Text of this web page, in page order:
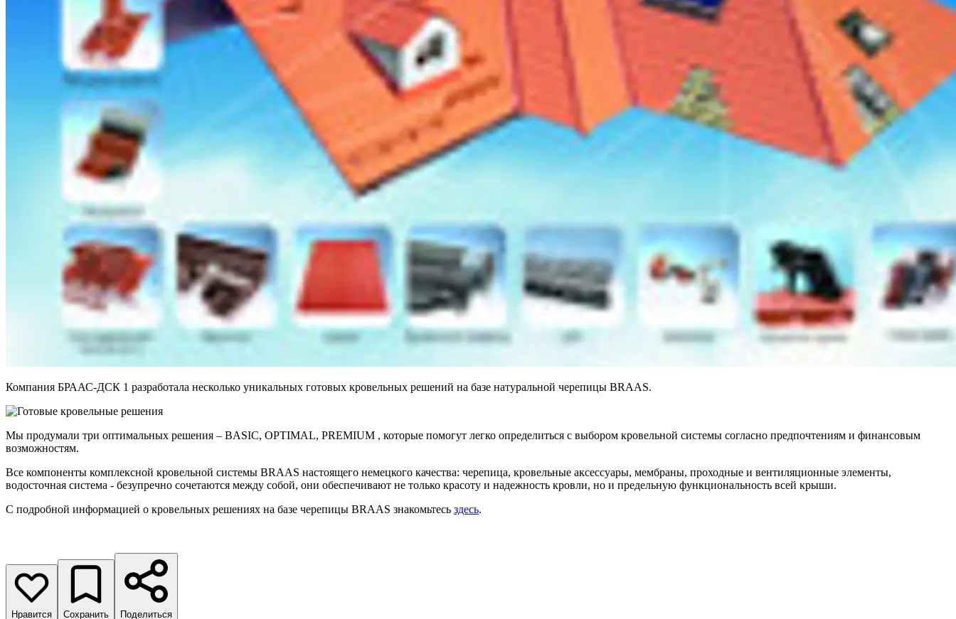
Компания БРААС-ДСК 1 разработала несколько уникальных готовых кровельных решений на базе натуральной черепицы BRAAS.
Мы продумали три оптимальных решения – BASIC, OPTIMAL, PREMIUM , которые помогут легко определиться с выбором кровельной системы согласно предпочтениям и финансовым
возможностям.
Все компоненты комплексной кровельной системы BRAAS настоящего немецкого качества: черепица, кровельные аксессуары, мембраны, проходные и вентиляционные элементы,
водосточная система - безупречно сочетаются между собой, они обеспечивают не только красоту и надежность кровли, но и предельную функциональность всей крыши.
С подробной информацией о кровельных решениях на базе черепицы BRAAS знакомьтесь здесь.
Нравится Сохранить Поделиться